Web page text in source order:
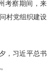
考察期间，来
村党组织建设
，习近平总书